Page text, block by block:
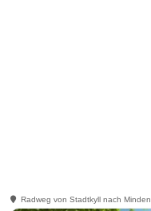
Radweg von Stadtkyll nach Minden